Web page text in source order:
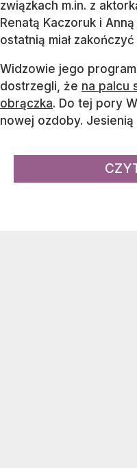
związkach m.in. z
Renatą Kaczoruk i
ostatnią miał
Widzowie jego
dostrzegli, że na palcu
obrączka. Do tej pory
nowej ozdoby. Jesienią